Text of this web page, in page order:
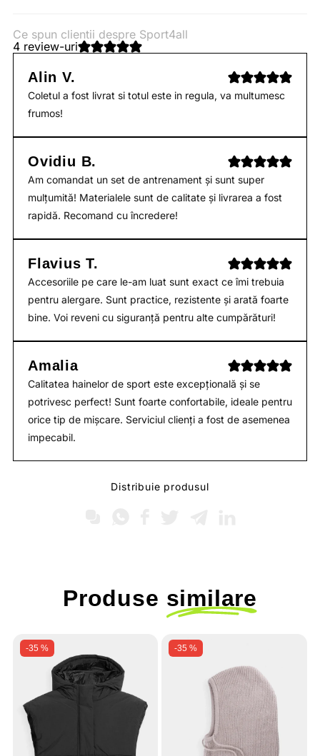
Ce spun clientii despre Sport4all
4 review-uri
Alin V.
Coletul a fost livrat si totul este in regula, va multumesc
frumos!
Ovidiu B.
Am comandat un set de antrenament și sunt super
mulțumită! Materialele sunt de calitate și livrarea a fost
rapidă. Recomand cu încredere!
Flavius T.
Accesoriile pe care le-am luat sunt exact ce îmi trebuia
pentru alergare. Sunt practice, rezistente și arată foarte
bine. Voi reveni cu siguranță pentru alte cumpărături!
Amalia
Calitatea hainelor de sport este excepțională și se
potrivesc perfect! Sunt foarte confortabile, ideale pentru
orice tip de mișcare. Serviciul clienți a fost de asemenea
impecabil.
Distribuie produsul
Produse similare
-35 % -35 %